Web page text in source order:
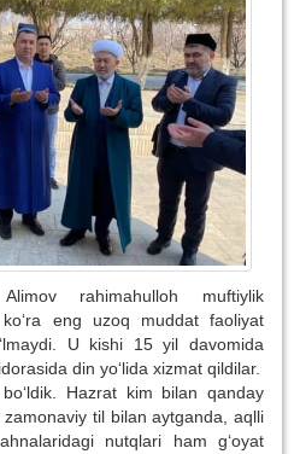
rahimahulloh muftiylik
eng uzoq muddat faoliyat
U kishi 15 yil davomida
din yo‘lida xizmat qildilar.
Hazrat kim bilan qanday
til bilan aytganda, aqlli
nutqlari ham g‘oyat